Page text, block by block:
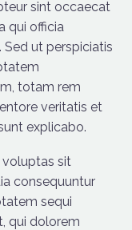
sint occaecat
qui officia
ut perspiciatis
totam rem
veritatis et
explicabo.
sit
consequuntur
sequi
qui dolorem